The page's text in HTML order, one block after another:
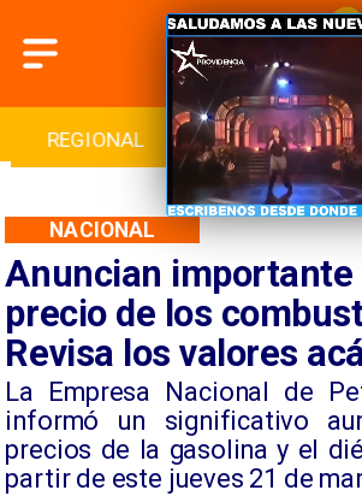
INTERNACIONAL DEPORTES
Anuncian importante
precio de los
Revisa los valores
​La Empresa Nacional de
informó un significativo
precios de la gasolina y el
partir de este jueves 21 de
NACIONAL